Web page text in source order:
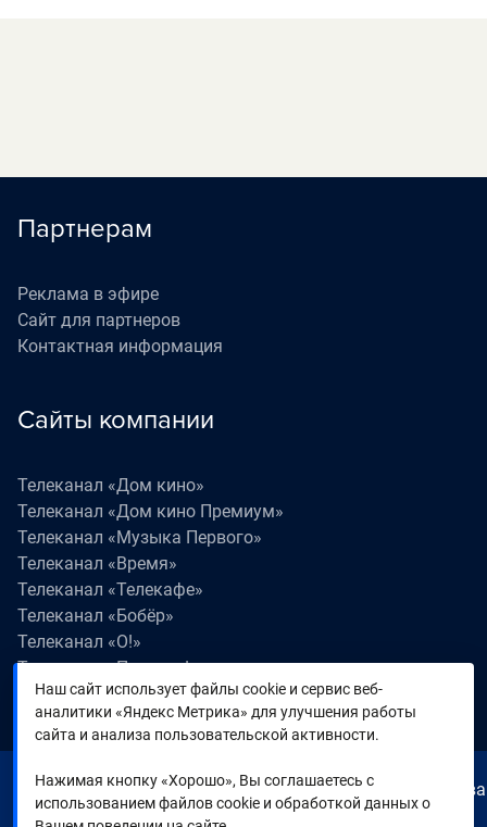
Партнерам
Реклама в эфире
Сайт для партнеров
Контактная информация
Сайты компании
Телеканал «Дом кино»
Телеканал «Дом кино Премиум»
Телеканал «Музыка Первого»
Телеканал «Время»
Телеканал «Телекафе»
Телеканал «Бобёр»
Телеканал «О!»
Телеканал «Поехали!»
Телеканал «Победа»
Телеканал «Лапки LIVE»
© 2000—2026. Редакция телеканала «Время». Все права
на любые материалы, опубликованные на сайте,
Наш сайт использует файлы cookie и сервис веб-
аналитики «Яндекс Метрика» для улучшения работы
сайта и анализа пользовательской активности.
Нажимая кнопку «Хорошо», Вы соглашаетесь с
использованием файлов cookie и обработкой данных о